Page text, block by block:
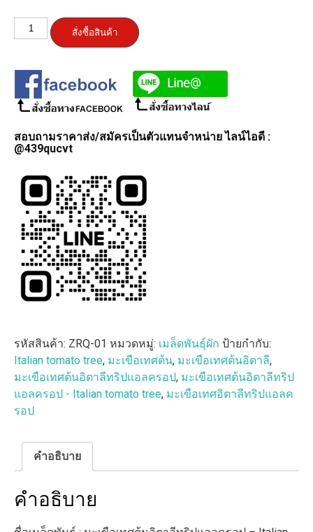
จำนวน
มะเขือ
ต้น
อิตาลี
ทริป
ลค
รอป
Italian
tomato
tree
(จำหน่าย
เมล็ด
พันธุ์
นำ
ต่าง
ประเทศ
คุณภาพ
ดี)
ชิ้น
สั่งซื้อสินค้า
สอบถามราคาส่ง/สมัครเป็นตัวแทนจำหน่าย ไลน์ไอดี :
@439qucvt
รหัสสินค้า: ZRQ-01 หมวดหมู่: เมล็ดพันธุ์ผัก ป้ายกำกับ:
Italian tomato tree, มะเขือเทศต้น, มะเขือเทศต้นอิตาลี,
มะเขือเทศต้นอิตาลีทริปแอลครอป, มะเขือเทศต้นอิตาลีทริป
แอลครอป - Italian tomato tree, มะเขือเทศอิตาลีทริปแอลค
รอป
คำอธิบาย
คำอธิบาย